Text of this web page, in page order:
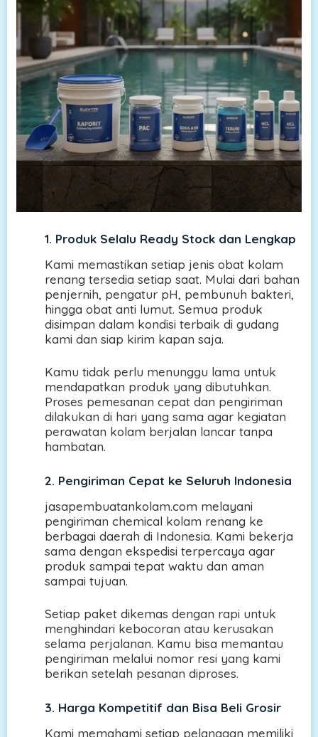
1. Produk Selalu Ready Stock dan Lengkap
Kami memastikan setiap jenis obat kolam
renang tersedia setiap saat. Mulai dari bahan
penjernih, pengatur pH, pembunuh bakteri,
hingga obat anti lumut. Semua produk
disimpan dalam kondisi terbaik di gudang
kami dan siap kirim kapan saja.
Kamu tidak perlu menunggu lama untuk
mendapatkan produk yang dibutuhkan.
Proses pemesanan cepat dan pengiriman
dilakukan di hari yang sama agar kegiatan
perawatan kolam berjalan lancar tanpa
hambatan.
2. Pengiriman Cepat ke Seluruh Indonesia
jasapembuatankolam.com melayani
pengiriman chemical kolam renang ke
berbagai daerah di Indonesia. Kami bekerja
sama dengan ekspedisi terpercaya agar
produk sampai tepat waktu dan aman
sampai tujuan.
Setiap paket dikemas dengan rapi untuk
menghindari kebocoran atau kerusakan
selama perjalanan. Kamu bisa memantau
pengiriman melalui nomor resi yang kami
berikan setelah pesanan diproses.
3. Harga Kompetitif dan Bisa Beli Grosir
Kami memahami setiap pelanggan memiliki